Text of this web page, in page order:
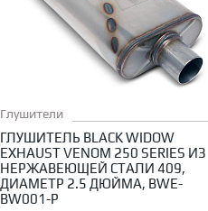
Глушители
ГЛУШИТЕЛЬ BLACK WIDOW
EXHAUST VENOM 250 SERIES ИЗ
НЕРЖАВЕЮЩЕЙ СТАЛИ 409,
ДИАМЕТР 2.5 ДЮЙМА, BWE-
BW001-P